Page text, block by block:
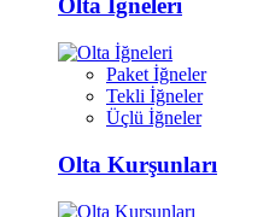
Olta İğneleri
Paket İğneler
Tekli İğneler
Üçlü İğneler
Olta Kurşunları